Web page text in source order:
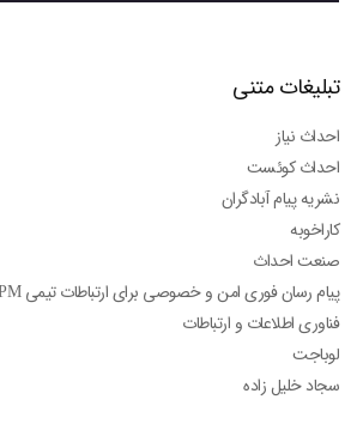
تبلیغات متنی
احداث نیاز
احداث کوئست
نشریه پیام آبادگران
کاراخوبه
صنعت احداث
پیام رسان فوری امن و خصوصی برای ارتباطات تیمی OPM
فناوری اطلاعات و ارتباطات
لوباجت
سجاد خلیل زاده